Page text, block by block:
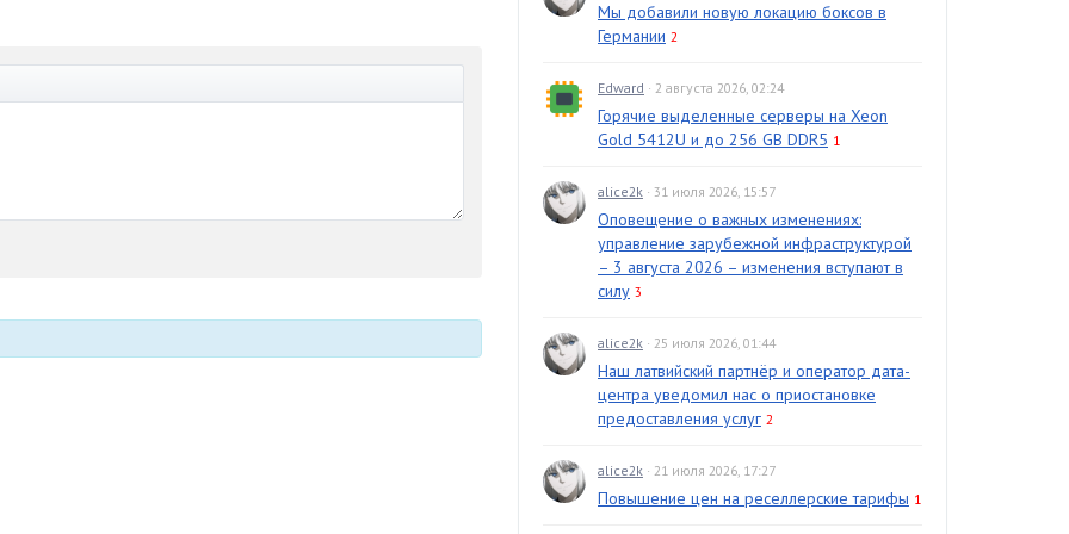
Мы добавили новую локацию боксов в
Германии 2
Edward · 2 августа 2026, 02:24
Горячие выделенные серверы на Xeon
Gold 5412U и до 256 GB DDR5 1
alice2k · 31 июля 2026, 15:57
Оповещение о важных изменениях:
управление зарубежной инфраструктурой
– 3 августа 2026 – изменения вступают в
силу 3
alice2k · 25 июля 2026, 01:44
Наш латвийский партнёр и оператор дата-
центра уведомил нас о приостановке
предоставления услуг 2
alice2k · 21 июля 2026, 17:27
Повышение цен на реселлерские тарифы 1